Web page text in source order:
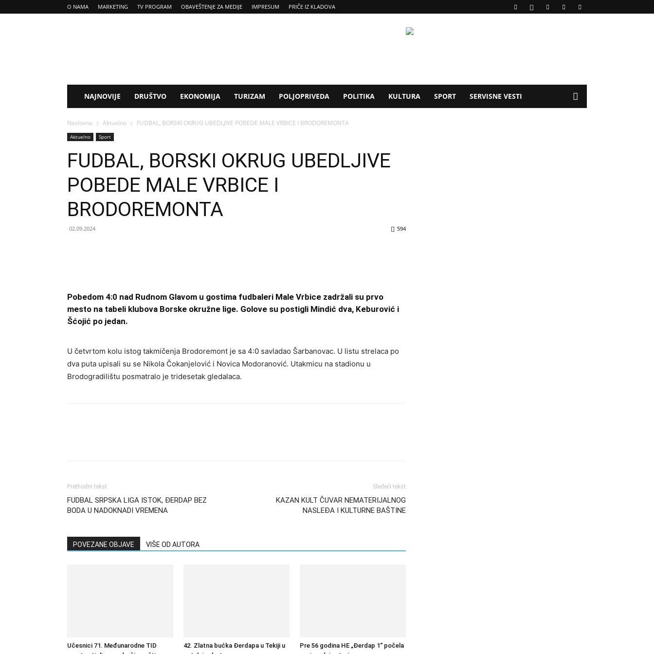
O NAMA MARKETING TV PROGRAM OBAVEŠTENJE ZA MEDIJE IMPRESUM PRIČE IZ KLADOVA
NAJNOVIJE DRUŠTVO EKONOMIJA TURIZAM POLJOPRIVEDA POLITIKA KULTURA SPORT SERVISNE VESTI
Naslovna Aktuelno FUDBAL, BORSKI OKRUG UBEDLJIVE POBEDE MALE VRBICE I BRODOREMONTA
Aktuelno Sport
FUDBAL, BORSKI OKRUG UBEDLJIVE
POBEDE MALE VRBICE I
BRODOREMONTA
02.09.2024 594
Pobedom 4:0 nad Rudnom Glavom u gostima fudbaleri Male Vrbice zadržali su prvo
mesto na tabeli klubova Borske okružne lige. Golove su postigli Mindić dva, Keburović i
Šćojić po jedan.
U četvrtom kolu istog takmičenja Brodoremont je sa 4:0 savladao Šarbanovac. U listu strelaca po
dva puta upisali su se Nikola Čokanjelović i Novica Modoranović. Utakmicu na stadionu u
Brodogradilištu posmatralo je tridesetak gledalaca.
Prethodni tekst
FUDBAL SRPSKA LIGA ISTOK, ĐERDAP BEZ
BODA U NADOKNADI VREMENA
Sledeći tekst
KAZAN KULT ČUVAR NEMATERIJALNOG
NASLEĐA I KULTURNE BAŠTINE
POVEZANE OBJAVE VIŠE OD AUTORA
Učesnici 71. Međunarodne TID
42. Zlatna bućka Đerdapa u Tekiji u
Pre 56 godina HE „Đerdap 1“ počela